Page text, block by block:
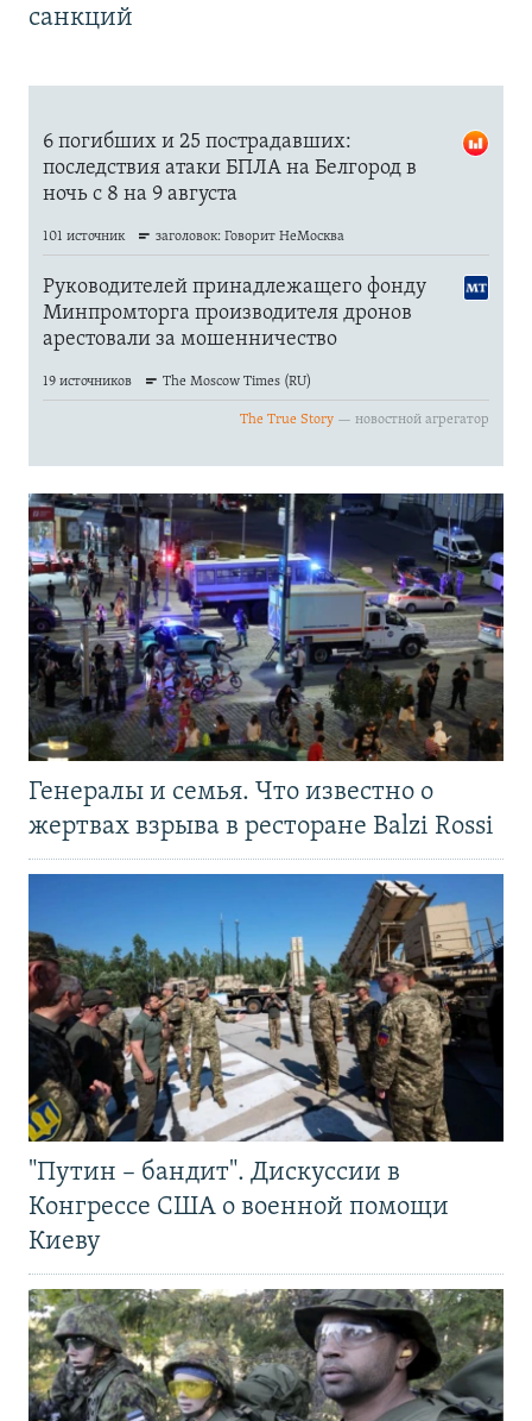
санкций
Генералы и семья. Что известно о
жертвах взрыва в ресторане Balzi Rossi
"Путин – бандит". Дискуссии в
Конгрессе США о военной помощи
Киеву